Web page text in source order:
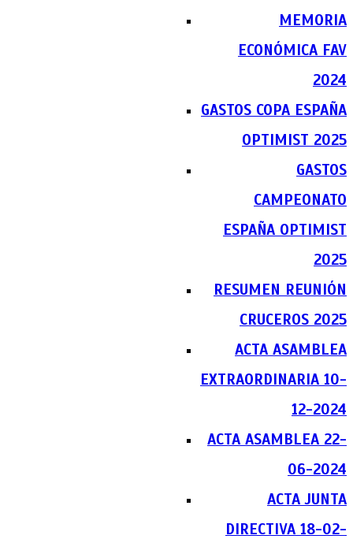
MEMORIA
ECONÓMICA FAV
2024
GASTOS COPA ESPAÑA
OPTIMIST 2025
GASTOS
CAMPEONATO
ESPAÑA OPTIMIST
2025
RESUMEN REUNIÓN
CRUCEROS 2025
ACTA ASAMBLEA
EXTRAORDINARIA 10-
12-2024
ACTA ASAMBLEA 22-
06-2024
ACTA JUNTA
DIRECTIVA 18-02-